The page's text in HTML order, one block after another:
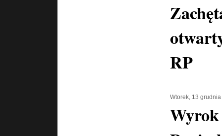
RP
Wtorek, 13